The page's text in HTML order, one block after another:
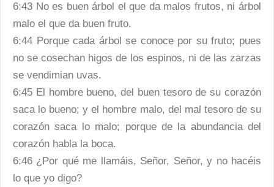
6:43 No es buen árbol el que da malos frutos, ni árbol
malo el que da buen fruto.
6:44 Porque cada árbol se conoce por su fruto; pues
no se cosechan higos de los espinos, ni de las zarzas
se vendimian uvas.
6:45 El hombre bueno, del buen tesoro de su corazón
saca lo bueno; y el hombre malo, del mal tesoro de su
corazón saca lo malo; porque de la abundancia del
corazón habla la boca.
6:46 ¿Por qué me llamáis, Señor, Señor, y no hacéis
lo que yo digo?